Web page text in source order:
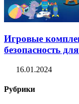
Игровые
безопасность
16.01.2024
Рубрики